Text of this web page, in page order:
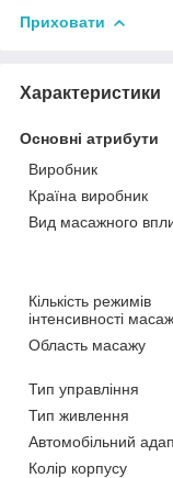
Приховати
Характеристики
Основні атрибути
Виробник
Країна виробник
Вид масажного
Кількість режимів
інтенсивності
Область масажу
Тип управління
Тип живлення
Автомобільний
Колір корпусу